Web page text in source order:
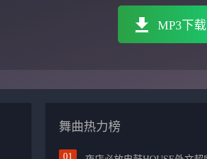
MP3下载
舞曲热力榜